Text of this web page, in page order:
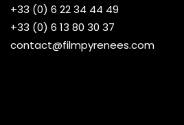
+33 (0) 6 22 34 44 49
+33 (0) 6 13 80 30 37
contact@filmpyrenees.com